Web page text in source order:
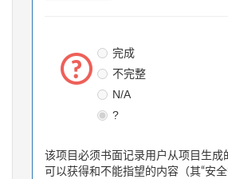
完成
不完整
N/A
?
该项目必须书面记录用户从项目生成
可以获得和不能指望的内容（其“安